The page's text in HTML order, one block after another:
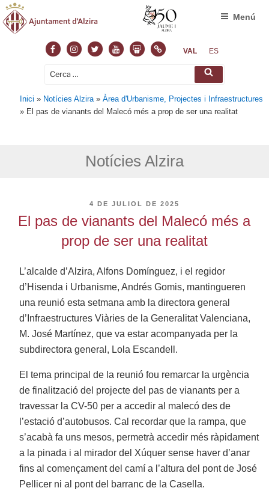
FacebookInstagram
TwitterYoutubeSlideshare
NormasVAL ES
Cerca: Cerca
Menú
Inici » Notícies Alzira »Àrea d'Urbanisme, Projectes i Infraestructures
» El pas de vianants del Malecó més a prop de ser una realitat
Notícies Alzira
PUBLICAT
4 DE JULIOL DE 2025
El pas de vianants del Malecó més a
prop de ser una realitat
L’alcalde d’Alzira, Alfons Domínguez, i el regidor
d’Hisenda i Urbanisme, Andrés Gomis, mantingueren
una reunió esta setmana amb la directora general
d’Infraestructures Viàries de la Generalitat Valenciana,
M. José Martínez, que va estar acompanyada per la
subdirectora general, Lola Escandell.
El tema principal de la reunió fou remarcar la urgència
de finalització del projecte del pas de vianants per a
travessar la CV-50 per a accedir al malecó des de
l’estació d’autobusos. Cal recordar que la rampa, que
s’acabà fa uns mesos, permetrà accedir més ràpidament
a la pinada i al mirador del Xúquer sense haver d’anar
fins al començament del camí a l’altura del pont de José
Pellicer ni al pont del barranc de la Casella.